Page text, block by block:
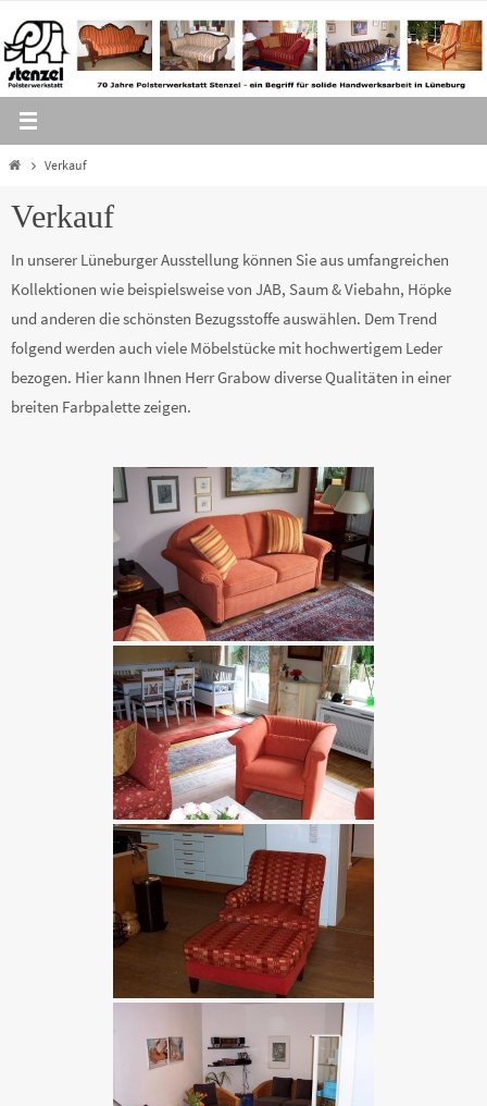
Inhalt
springen
HomeVerkauf
Verkauf
In unserer Lüneburger Ausstellung können Sie aus umfangreichen
Kollektionen wie beispielsweise von JAB, Saum & Viebahn, Höpke
und anderen die schönsten Bezugsstoffe auswählen. Dem Trend
folgend werden auch viele Möbelstücke mit hochwertigem Leder
bezogen. Hier kann Ihnen Herr Grabow diverse Qualitäten in einer
breiten Farbpalette zeigen.